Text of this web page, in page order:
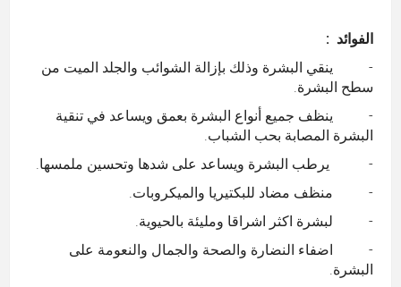
الفوائد :
- ينقي البشرة وذلك بإزالة الشوائب والجلد الميت من
سطح البشرة.
- ينظف جميع أنواع البشرة بعمق ويساعد في تنقية
البشرة المصابة بحب الشباب.
- يرطب البشرة ويساعد على شدها وتحسين ملمسها.
- منظف مضاد للبكتيريا والميكروبات.
- لبشرة اكثر اشراقا ومليئة بالحيوية.
- اضفاء النضارة والصحة والجمال والنعومة على
البشرة.